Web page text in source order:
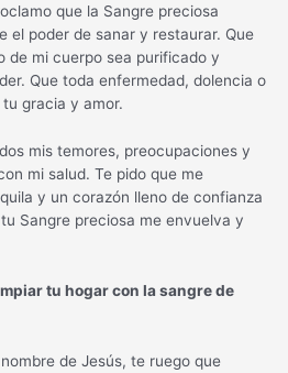
que la Sangre preciosa
el poder de sanar y restaurar. Que
de mi cuerpo sea purificado y
Que toda enfermedad, dolencia o
gracia y amor.
mis temores, preocupaciones y
mi salud. Te pido que me
y un corazón lleno de confianza
Sangre preciosa me envuelva y
tu hogar con la sangre de
de Jesús, te ruego que